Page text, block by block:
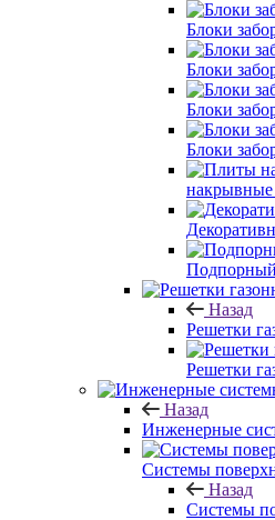
Блоки
Блоки
Блоки
Блоки
накрывные
Назад
Решетки
Решетки
Назад
Инженерные
Системы
Назад
Системы